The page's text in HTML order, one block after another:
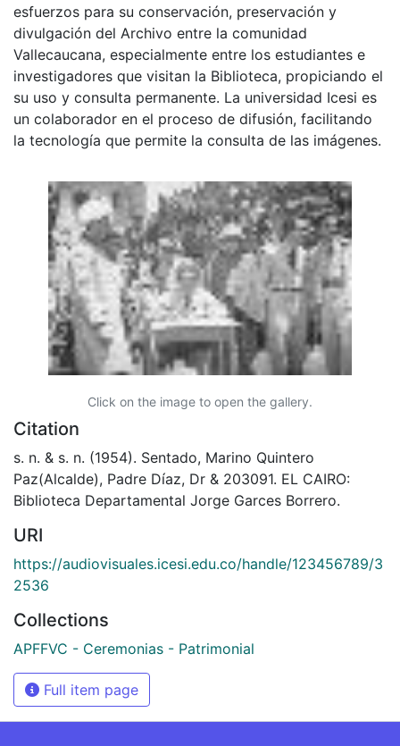
esfuerzos para su conservación, preservación y
divulgación del Archivo entre la comunidad
Vallecaucana, especialmente entre los estudiantes e
investigadores que visitan la Biblioteca, propiciando el
su uso y consulta permanente. La universidad Icesi es
un colaborador en el proceso de difusión, facilitando
la tecnología que permite la consulta de las imágenes.
Click on the image to open the gallery.
Citation
s. n. & s. n. (1954). Sentado, Marino Quintero
Paz(Alcalde), Padre Díaz, Dr & 203091. EL CAIRO:
Biblioteca Departamental Jorge Garces Borrero.
URI
https://audiovisuales.icesi.edu.co/handle/123456789/3
2536
Collections
APFFVC - Ceremonias - Patrimonial
Full item page